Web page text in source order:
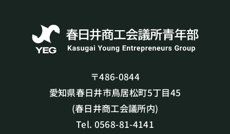
〒486-0844
愛知県春日井市鳥居松町5丁目45
(春日井商工会議所内)
Tel. 0568-81-4141